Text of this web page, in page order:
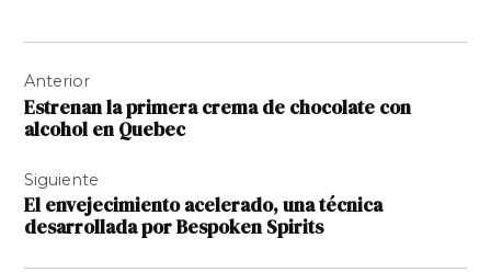
de
entradas
Anterior
Estrenan la primera crema de chocolate con
alcohol en Quebec
Siguiente
El envejecimiento acelerado, una técnica
desarrollada por Bespoken Spirits